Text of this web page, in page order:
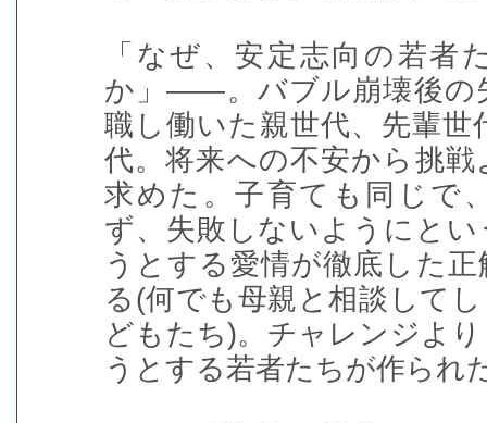
「なぜ、安定志向の若者
か」――。バブル崩壊後の
職し働いた親世代、先輩世
代。将来への不安から挑
求めた。子育ても同じで
ず、失敗しないようにと
うとする愛情が徹底した
る(何でも母親と相談して
どもたち)。チャレンジよ
うとする若者たちが作られ